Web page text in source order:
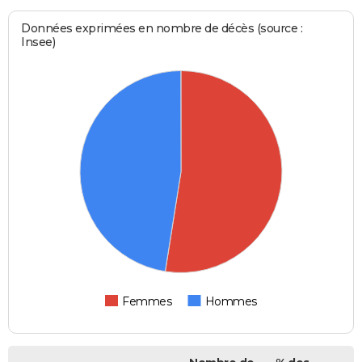
Données exprimées en nombre de décès (source :
Insee)
Femmes Hommes